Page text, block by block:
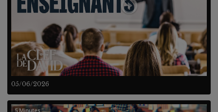
05/06/2026
5 Minutes